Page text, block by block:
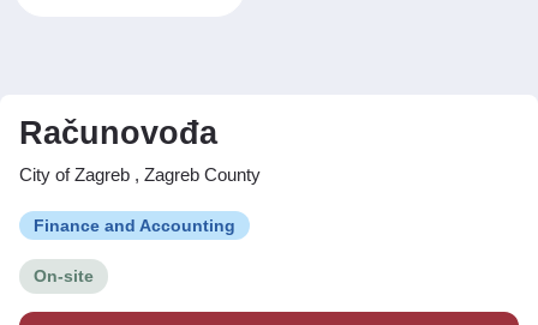
Računovođa
City of Zagreb , Zagreb County
Finance and Accounting
On-site